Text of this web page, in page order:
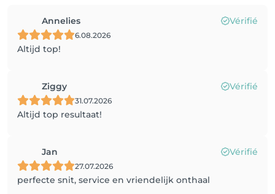
Annelies Vérifié
6.08.2026
Altijd top!
Ziggy Vérifié
31.07.2026
Altijd top resultaat!
Jan Vérifié
27.07.2026
perfecte snit, service en vriendelijk onthaal